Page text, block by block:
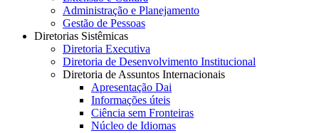
Administração e Planejamento
Gestão de Pessoas
Diretorias Sistêmicas
Diretoria Executiva
Diretoria de Desenvolvimento Institucional
Diretoria de Assuntos Internacionais
Apresentação Dai
Informações úteis
Ciência sem Fronteiras
Núcleo de Idiomas